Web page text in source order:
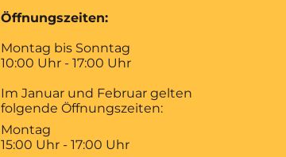
Öffnungszeiten:
Montag bis Sonntag
10:00 Uhr - 17:00 Uhr
Im Januar und Februar gelten
folgende Öffnungszeiten:
Montag
15:00 Uhr - 17:00 Uhr